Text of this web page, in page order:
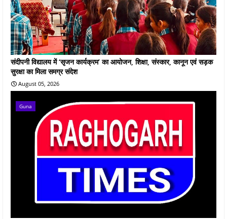
संदीपनी विद्यालय में ‘सृजन कार्यक्रम’ का आयोजन, शिक्षा, संस्कार, कानून एवं सड़क
सुरक्षा का मिला समग्र संदेश
August 05, 2026
Guna